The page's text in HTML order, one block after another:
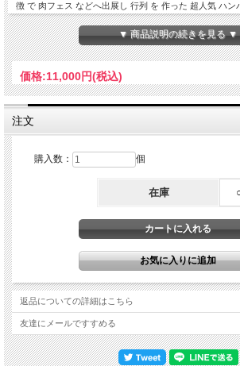
徴 で 肉フェス などへ出展し 行列 を 作った 超人気 ハン
溢れるうま味 と 濃厚な味 の 秘密 は 牛肉 の 赤身 と 脂
ド した ハンバーグの為 に 作った 究極のひき肉 にありま
【 メディア多数紹介 】
TV テレビ 雑誌 などの マスコミ や メディア の 取材 は
芸能人 にも 利用され 渋谷 or 新宿 で ググれば 出て来る
店舗 の ランチタイム では ほとんど の お客様 が 注文す
【 解凍して焼くだけ 】
冷凍品 の 生ハンバーグ なので 成形して 焼くだけ 生な
家ご飯 の メインディッシュ としても 重宝 されます
厚 なので ソース付き ですが まずは ソース無し で ハン
【 安心の無添加 】
なので お子様 にも 安心 安全 です。
【 ハンバーグ原材料 】
牛肉、玉ねぎ、卵、牛乳、パン粉、ナチュラルチーズ、
・内容量：1個 200g×チーズインハンバーグ20個
・ソース：店舗オリジナルソース付き ・保存方法：冷凍
・賞味期限：納品日より３ヵ月（ソースは1ヶ月）
・販売者：(株)ＫＺフーズコンサルティング 東京都中
▼ 商品説明の続きを見る ▼
価格:11,000円(税込)
注文
購入数： 個
在庫
返品についての詳細はこちら
友達にメールですすめる